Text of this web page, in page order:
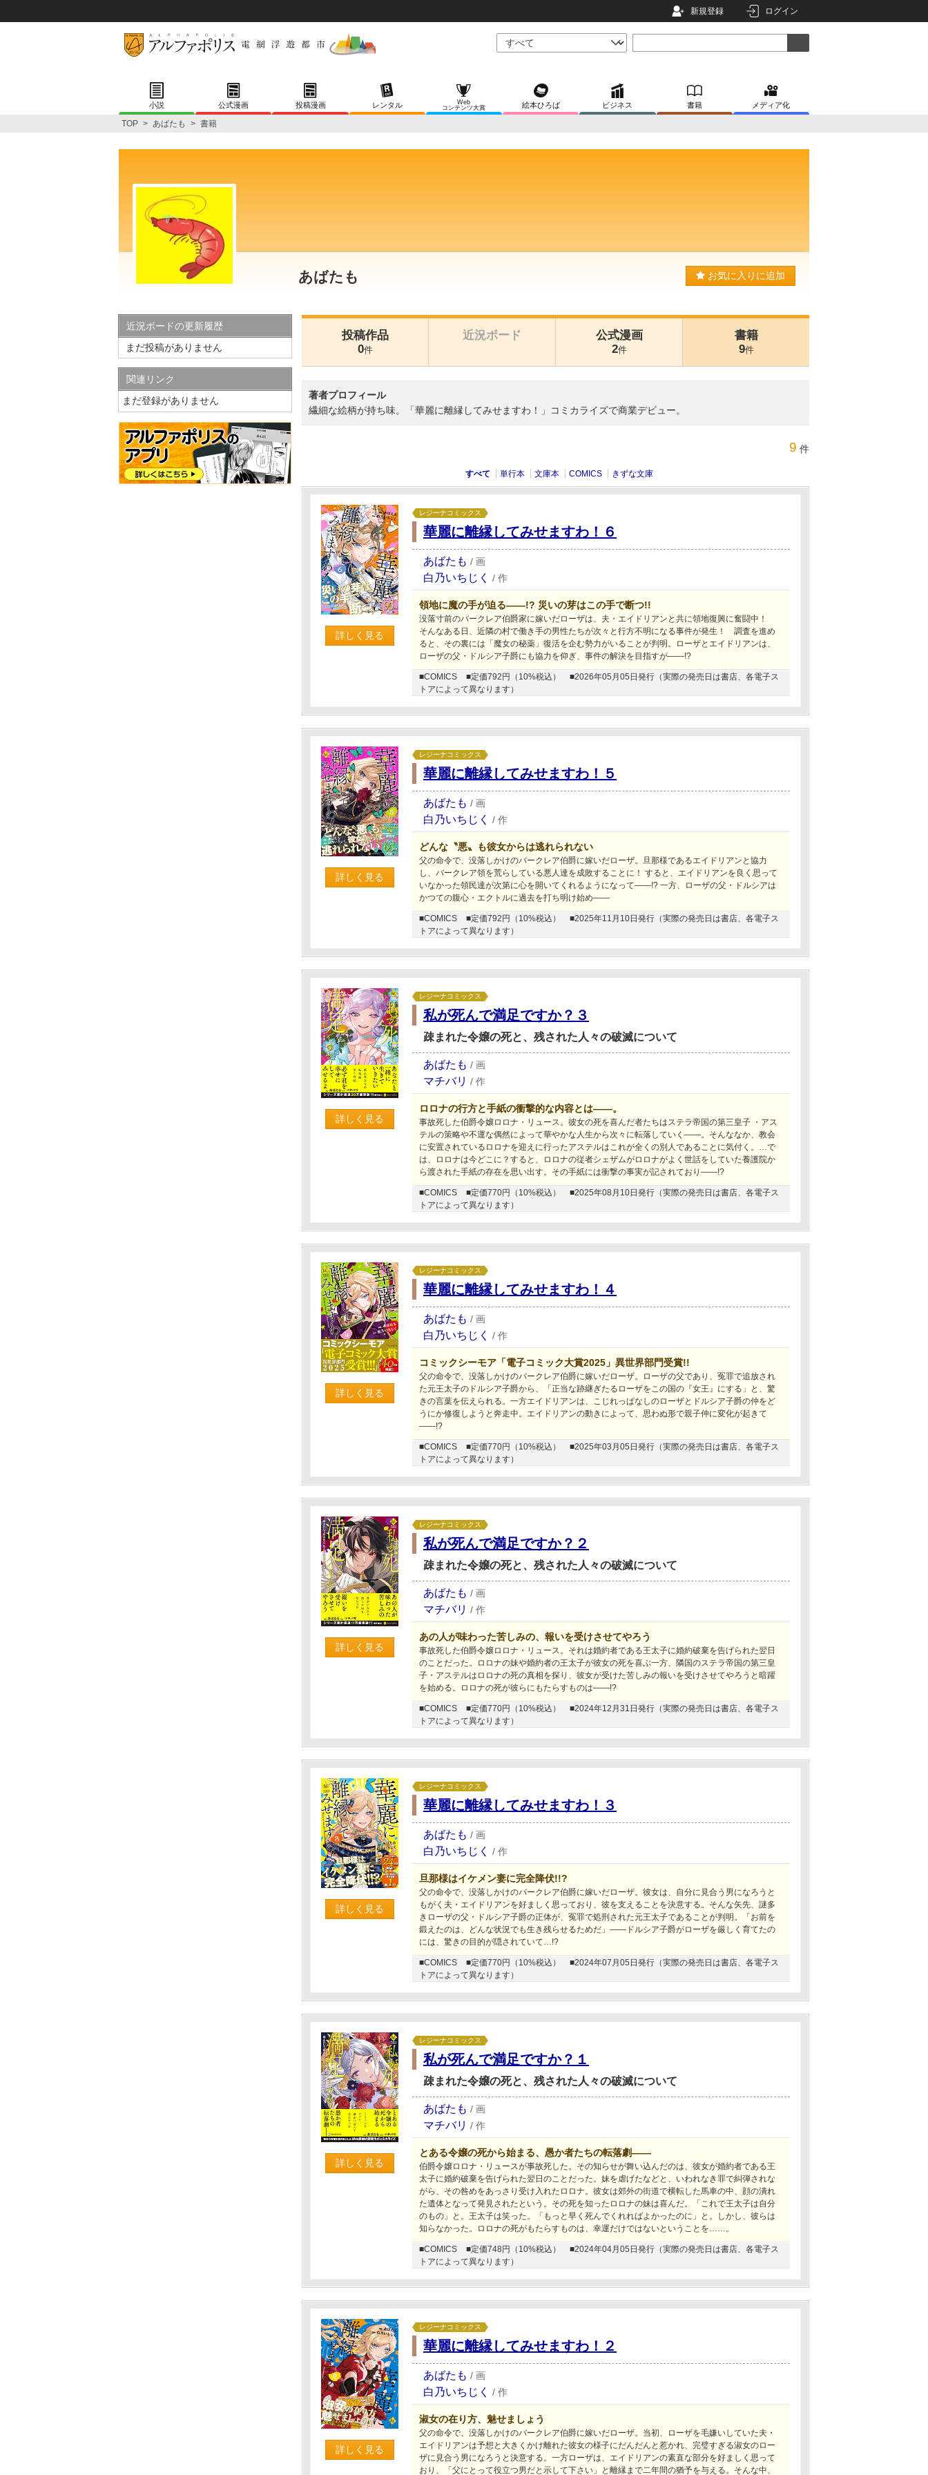
新規登録 ログイン
小説 公式漫画 投稿漫画 レンタル
Web
コンテンツ大賞
絵本ひろば ビジネス 書籍 メディア化
TOP > あばたも > 書籍
あばたも お気に入りに追加
投稿作品
0件
近況ボード
公式漫画
2件
書籍
9件
著者プロフィール
繊細な絵柄が持ち味。「華麗に離縁してみせますわ！」コミカライズで商業デビュー。
9 件
すべて 単行本 文庫本 COMICS きずな文庫
詳しく見る
レジーナコミックス
華麗に離縁してみせますわ！６
あばたも / 画
白乃いちじく / 作
領地に魔の手が迫る――!? 災いの芽はこの手で断つ!!
没落寸前のバークレア伯爵家に嫁いだローザは、夫・エイドリアンと共に領地復興に奮闘中！
そんなある日、近隣の村で働き手の男性たちが次々と行方不明になる事件が発生！ 調査を進め
ると、その裏には「魔女の秘薬」復活を企む勢力がいることが判明。ローザとエイドリアンは、
ローザの父・ドルシア子爵にも協力を仰ぎ、事件の解決を目指すが――!?
■COMICS ■定価792円（10%税込）
■2026年05月05日発行（実際の発売日は書店、各電子ス
トアによって異なります）
詳しく見る
レジーナコミックス
華麗に離縁してみせますわ！５
あばたも / 画
白乃いちじく / 作
どんな〝悪〟も彼女からは逃れられない
父の命令で、没落しかけのバークレア伯爵に嫁いだローザ。旦那様であるエイドリアンと協力
し、バークレア領を荒らしている悪人達を成敗することに！ すると、エイドリアンを良く思って
いなかった領民達が次第に心を開いてくれるようになって――!? 一方、ローザの父・ドルシアは
かつての腹心・エクトルに過去を打ち明け始め――
■COMICS ■定価792円（10%税込）
■2025年11月10日発行（実際の発売日は書店、各電子ス
トアによって異なります）
詳しく見る
レジーナコミックス
私が死んで満足ですか？３
疎まれた令嬢の死と、残された人々の破滅について
あばたも / 画
マチバリ / 作
ロロナの行方と手紙の衝撃的な内容とは――。
事故死した伯爵令嬢ロロナ・リュース。彼女の死を喜んだ者たちはステラ帝国の第三皇子 ・アス
テルの策略や不運な偶然によって華やかな人生から次々に転落していく――。そんななか、教会
に安置されているロロナを迎えに行ったアステルはこれが全くの別人であることに気付く。…で
は、ロロナは今どこに？すると、ロロナの従者シェザムがロロナがよく世話をしていた養護院か
ら渡された手紙の存在を思い出す。その手紙には衝撃の事実が記されており――!?
■COMICS ■定価770円（10%税込）
■2025年08月10日発行（実際の発売日は書店、各電子ス
トアによって異なります）
詳しく見る
レジーナコミックス
華麗に離縁してみせますわ！４
あばたも / 画
白乃いちじく / 作
コミックシーモア「電子コミック大賞2025」異世界部門受賞!!
父の命令で、没落しかけのバークレア伯爵に嫁いだローザ。ローザの父であり、冤罪で追放され
た元王太子のドルシア子爵から、「正当な跡継ぎたるローザをこの国の『女王』にする」と、驚
きの言葉を伝えられる。一方エイドリアンは、こじれっぱなしのローザとドルシア子爵の仲をど
うにか修復しようと奔走中。エイドリアンの動きによって、思わぬ形で親子仲に変化が起きて
――!?
■COMICS ■定価770円（10%税込）
■2025年03月05日発行（実際の発売日は書店、各電子ス
トアによって異なります）
詳しく見る
レジーナコミックス
私が死んで満足ですか？２
疎まれた令嬢の死と、残された人々の破滅について
あばたも / 画
マチバリ / 作
あの人が味わった苦しみの、報いを受けさせてやろう
事故死した伯爵令嬢ロロナ・リュース。それは婚約者である王太子に婚約破棄を告げられた翌日
のことだった。ロロナの妹や婚約者の王太子が彼女の死を喜ぶ一方、隣国のステラ帝国の第三皇
子・アステルはロロナの死の真相を探り、彼女が受けた苦しみの報いを受けさせてやろうと暗躍
を始める。ロロナの死が彼らにもたらすものは――!?
■COMICS ■定価770円（10%税込）
■2024年12月31日発行（実際の発売日は書店、各電子ス
トアによって異なります）
詳しく見る
レジーナコミックス
華麗に離縁してみせますわ！３
あばたも / 画
白乃いちじく / 作
旦那様はイケメン妻に完全降伏!!?
父の命令で、没落しかけのバークレア伯爵に嫁いだローザ。彼女は、自分に見合う男になろうと
もがく夫・エイドリアンを好ましく思っており、彼を支えることを決意する。そんな矢先、謎多
きローザの父・ドルシア子爵の正体が、冤罪で処刑された元王太子であることが判明。「お前を
鍛えたのは、どんな状況でも生き残らせるためだ」――ドルシア子爵がローザを厳しく育てたの
には、驚きの目的が隠されていて…!?
■COMICS ■定価770円（10%税込）
■2024年07月05日発行（実際の発売日は書店、各電子ス
トアによって異なります）
詳しく見る
レジーナコミックス
私が死んで満足ですか？１
疎まれた令嬢の死と、残された人々の破滅について
あばたも / 画
マチバリ / 作
とある令嬢の死から始まる、愚か者たちの転落劇――
伯爵令嬢ロロナ・リュースが事故死した。その知らせが舞い込んだのは、彼女が婚約者である王
太子に婚約破棄を告げられた翌日のことだった。妹を虐げたなどと、いわれなき罪で糾弾されな
がら、その咎めをあっさり受け入れたロロナ。彼女は郊外の街道で横転した馬車の中、顔の潰れ
た遺体となって発見されたという。その死を知ったロロナの妹は喜んだ。「これで王太子は自分
のもの」と。王太子は笑った。「もっと早く死んでくれればよかったのに」と。しかし、彼らは
知らなかった。ロロナの死がもたらすものは、幸運だけではないということを……。
■COMICS ■定価748円（10%税込）
■2024年04月05日発行（実際の発売日は書店、各電子ス
トアによって異なります）
詳しく見る
レジーナコミックス
華麗に離縁してみせますわ！２
あばたも / 画
白乃いちじく / 作
淑女の在り方、魅せましょう
父の命令で、没落しかけのバークレア伯爵に嫁いだローザ。当初、ローザを毛嫌いしていた夫・
エイドリアンは予想と大きくかけ離れた彼女の様子にだんだんと惹かれ、完璧すぎる淑女のロー
ザに見合う男になろうと決意する。一方ローザは、エイドリアンの素直な部分を好ましく思って
おり、「父にとって役立つ男だと示して下さい」と離縁まで二年間の猶予を与える。そんな中、
近況ボードの更新履歴
まだ投稿がありません
関連リンク
まだ登録がありません